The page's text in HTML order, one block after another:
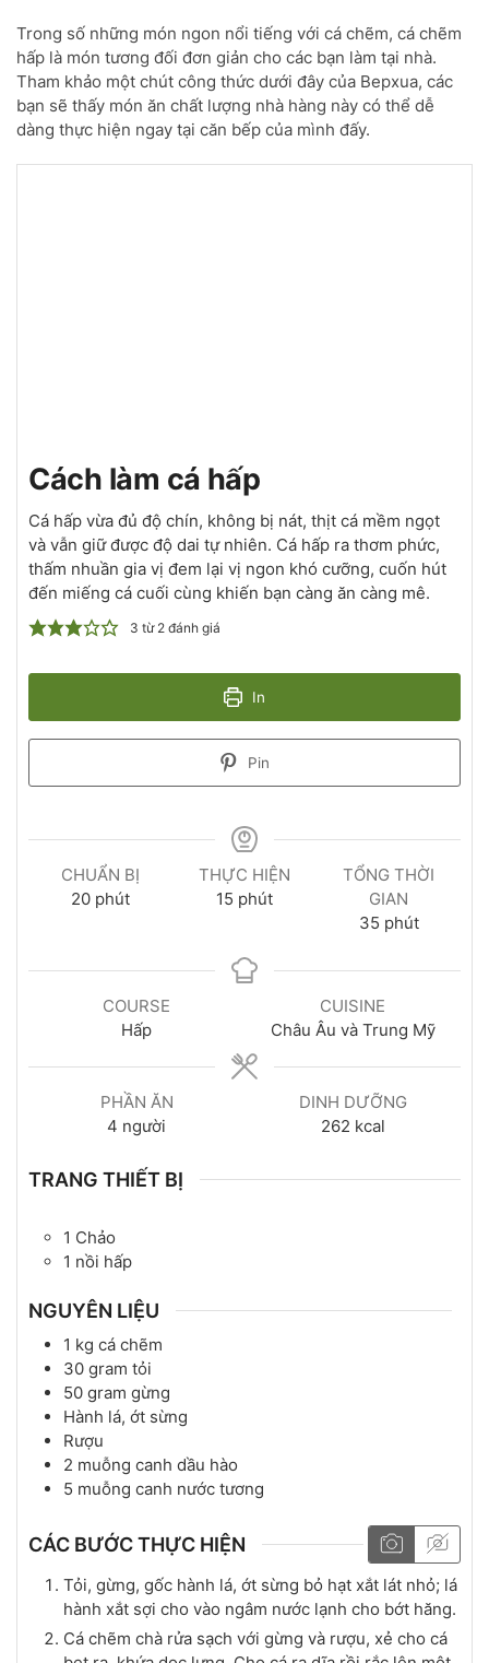
Trong số những món ngon nổi tiếng với cá chẽm, cá chẽm
hấp là món tương đối đơn giản cho các bạn làm tại nhà.
Tham khảo một chút công thức dưới đây của Bepxua, các
bạn sẽ thấy món ăn chất lượng nhà hàng này có thể dễ
dàng thực hiện ngay tại căn bếp của mình đấy.
Cách làm cá hấp
Cá hấp vừa đủ độ chín, không bị nát, thịt cá mềm ngọt
và vẫn giữ được độ dai tự nhiên. Cá hấp ra thơm phức,
thấm nhuần gia vị đem lại vị ngon khó cưỡng, cuốn hút
đến miếng cá cuối cùng khiến bạn càng ăn càng mê.
3 từ 2đánh giá
In
Pin
CHUẨN BỊ
20 phút
THỰC HIỆN
15 phút
TỔNG THỜI
GIAN
35 phút
COURSE
Hấp
CUISINE
Châu Âu và Trung Mỹ
PHẦN ĂN
4 người
DINH DƯỠNG
262 kcal
TRANG THIẾT BỊ
1 Chảo
1 nồi hấp
NGUYÊN LIỆU
1 kg cá chẽm
30 gram tỏi
50 gram gừng
Hành lá, ớt sừng
Rượu
2 muỗng canh dầu hào
5 muỗng canh nước tương
CÁC BƯỚC THỰC HIỆN
Tỏi, gừng, gốc hành lá, ớt sừng bỏ hạt xắt lát nhỏ; lá
hành xắt sợi cho vào ngâm nước lạnh cho bớt hăng.
Cá chẽm chà rửa sạch với gừng và rượu, xẻ cho cá